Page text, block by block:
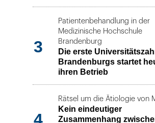
3
Patientenbehandlung in der
Medizinische Hochschule
Brandenburg
Die erste
Brandenburgs startet
ihren Betrieb
4
Rätsel um die Ätiologie von
Kein eindeutiger
Zusammenhang